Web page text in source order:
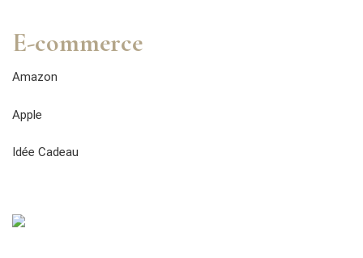
E-commerce
Amazon
Apple
Idée Cadeau